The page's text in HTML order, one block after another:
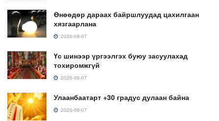
Өнөөдөр дараах байршлуудад цахилгаан
хязгаарлана
2026-08-07
Үс шинээр үргээлгэх буюу засуулахад
тохиромжгүй
2026-08-07
Улаанбаатарт +30 градус дулаан байна
2026-08-07